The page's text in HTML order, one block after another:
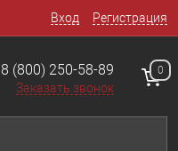
Вход Регистрация
8 (800) 250-58-89
Заказать звонок
0